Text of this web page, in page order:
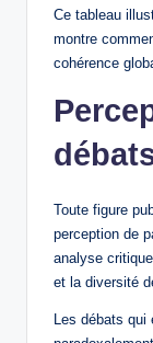
Ce tableau
montre
cohérence
Toute figure
perception de
analyse
et la diversité
Les débats qui